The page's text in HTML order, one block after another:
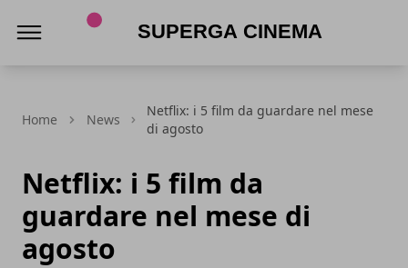
Home News
Netflix: i 5 film da guardare nel mese
di agosto
Netflix: i 5 film da
guardare nel mese di
agosto